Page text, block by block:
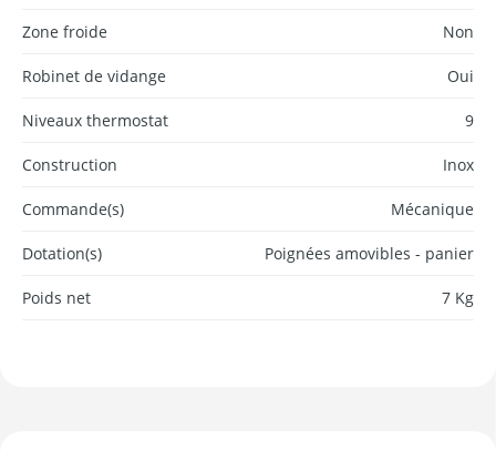
Zone froide Non
Robinet de vidange Oui
Niveaux thermostat 9
Construction Inox
Commande(s) Mécanique
Dotation(s) Poignées amovibles - panier
Poids net 7 Kg